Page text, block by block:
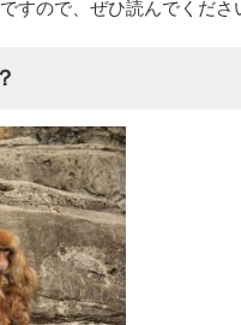
すので、ぜひ読んでくださ